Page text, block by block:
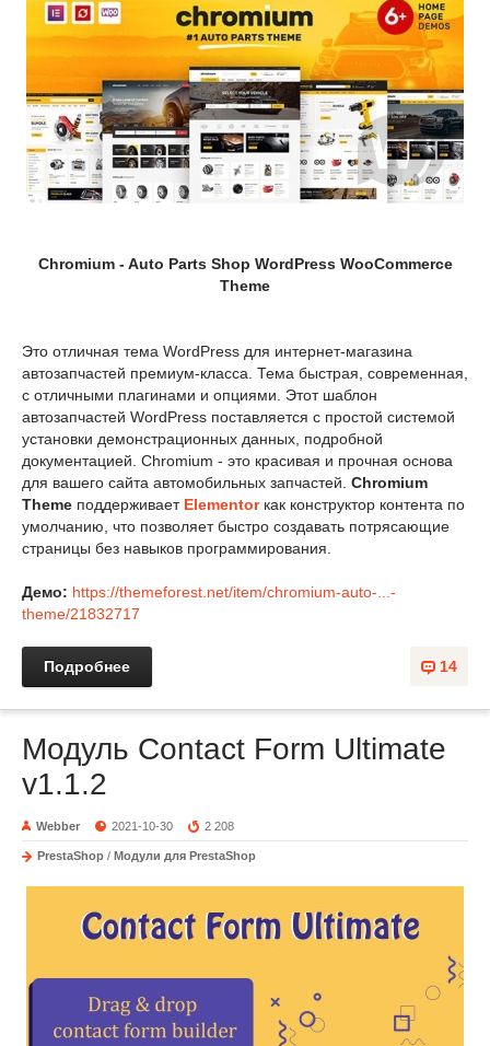
Chromium - Auto Parts Shop WordPress WooCommerce
Theme
Это отличная тема WordPress для интернет-магазина
автозапчастей премиум-класса. Тема быстрая, современная,
с отличными плагинами и опциями. Этот шаблон
автозапчастей WordPress поставляется с простой системой
установки демонстрационных данных, подробной
документацией. Chromium - это красивая и прочная основа
для вашего сайта автомобильных запчастей. Chromium
Theme поддерживает Elementorкак конструктор контента по
умолчанию, что позволяет быстро создавать потрясающие
страницы без навыков программирования.
Демо: https://themeforest.net/item/chromium-auto-...-
theme/21832717
14
Подробнее
Модуль Contact Form Ultimate
v1.1.2
Webber 2021-10-30 2 208
PrestaShop / Модули для PrestaShop